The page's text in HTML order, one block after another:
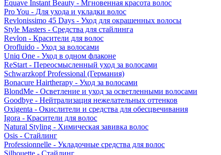
Equave Instant Beauty - Мгновенная красота волос
Pro You - Для ухода и укладки волос
Revlonissimo 45 Days - Уход для окрашенных волосы
Style Masters - Средства для стайлинга
Revlon - Красители для волос
Orofluido - Уход за волосами
Uniq One - Уход в одном флаконе
ReStart - Переосмысленный уход за волосами
Schwarzkopf Professional (Германия)
Bonacure Hairtherapy - Уход за волосами
BlondMe - Осветление и уход за осветленными волосами
Goodbye - Нейтрализация нежелательных оттенков
Oxigenta - Окислители и средства для обесцвечивания
Igora - Красители для волос
Natural Styling - Химическая завивка волос
Osis - Стайлинг
Professionnelle - Укладочные средства для волос
Silhouette - Стайлинг